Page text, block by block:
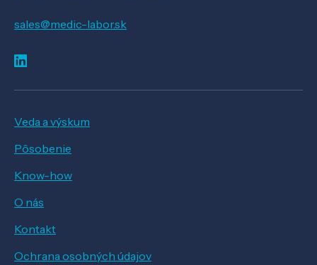
sales@medic-labor.sk
Veda a výskum
Pôsobenie
Know-how
O nás
Kontakt
Ochrana osobných údajov